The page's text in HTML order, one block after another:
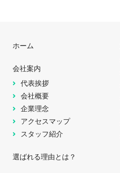
ホーム
会社案内
代表挨拶
会社概要
企業理念
アクセスマップ
スタッフ紹介
選ばれる理由とは？